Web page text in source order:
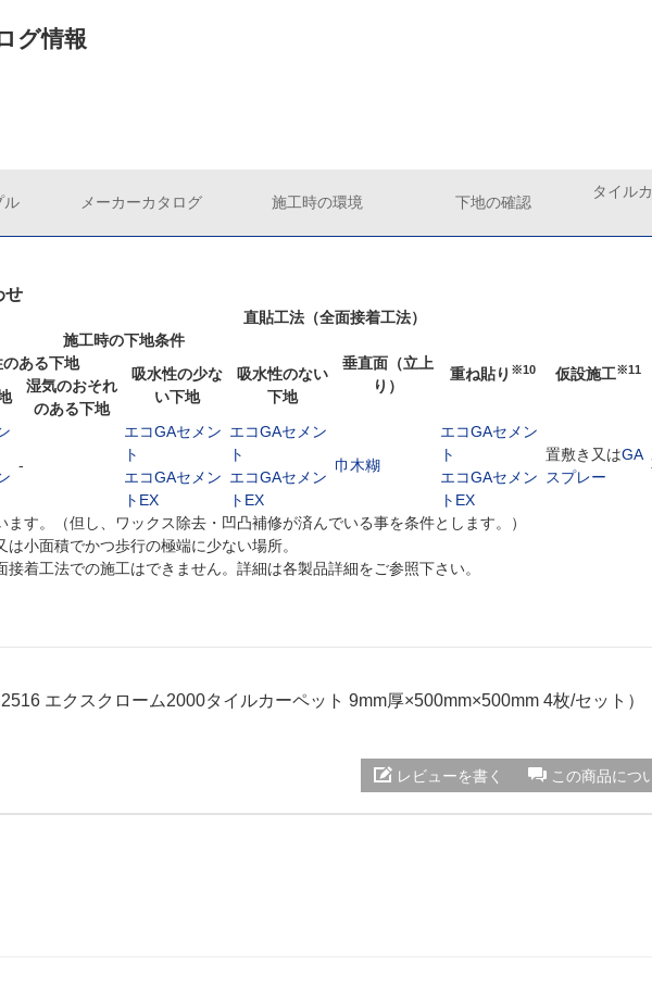
グ情報
ル メーカーカタログ 施工時の環境 下地の確認
タイル
せ
直貼工法（全面接着工法）
施工時の下地条件
垂直面（立上
り）
重ね貼り ※10 仮設施工※11
のある下地
吸水性の少な
い下地
吸水性のない
下地
湿気のおそれ
のある下地
-
エコGAセメン
ト
エコGAセメン
トEX
エコGAセメン
ト
エコGAセメン
トEX
巾木糊
エコGAセメン
ト
エコGAセメン
トEX
置敷き又はGA
スプレー
す。（但し、ワックス除去・凹凸補修が済んでいる事を条件とします。）
小面積でかつ歩行の極端に少ない場所。
着工法での施工はできません。詳細は各製品詳細をご参照下さい。
エクスクローム2000タイルカーペット 9mm厚×500mm×500mm 4枚/セット）
この商品につ
レビューを書く